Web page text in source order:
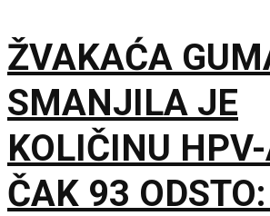
ŽVAKAĆA
SMANJILA JE
KOLIČINU
ČAK 93